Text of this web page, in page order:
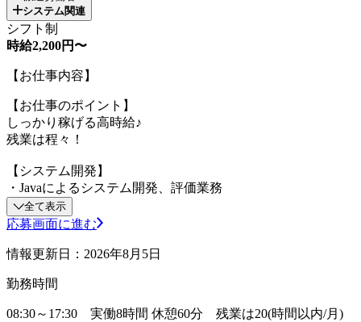
システム関連
シフト制
時給2,200円〜
【お仕事内容】
【お仕事のポイント】
しっかり稼げる高時給♪
残業は程々！
【システム開発】
・Javaによるシステム開発、評価業務
全て表示
応募画面に進む
情報更新日：2026年8月5日
勤務時間
08:30～17:30 実働8時間 休憩60分 残業は20(時間以内/月)